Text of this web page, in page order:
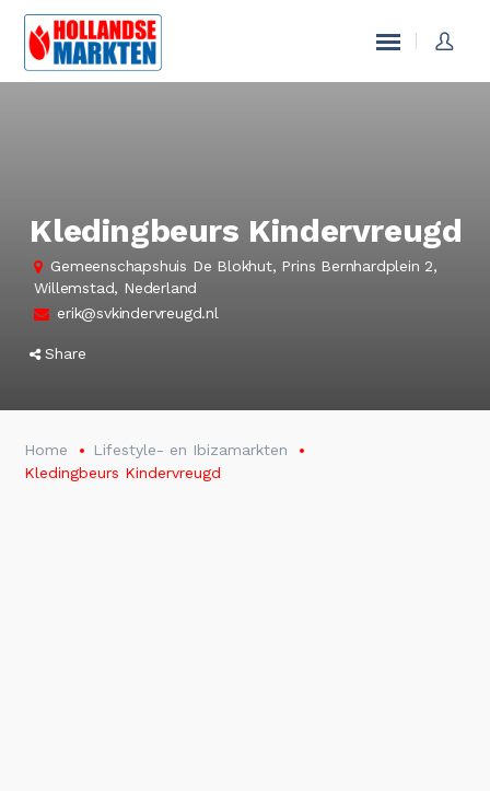
Kledingbeurs Kindervreugd
Gemeenschapshuis De Blokhut, Prins Bernhardplein 2,
Willemstad, Nederland
erik@svkindervreugd.nl
Share
Home
Lifestyle- en Ibizamarkten
Kledingbeurs Kindervreugd